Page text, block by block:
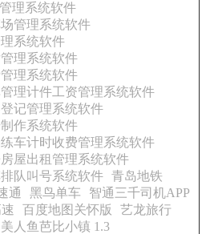
理系统软件
管理系统软件
系统软件
理系统软件
理系统软件
理计件工资管理系统软件
记管理系统软件
作系统软件
车计时收费管理系统软件
屋出租管理系统软件
队叫号系统软件 青岛地铁
通 黑鸟单车
智通三千司机APP
百度地图关怀版
艺龙旅行
美人鱼芭比小镇 1.3